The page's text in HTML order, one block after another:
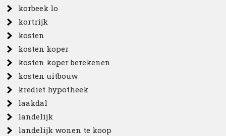
korbeek lo
kortrijk
kosten
kosten koper
kosten koper berekenen
kosten uitbouw
krediet hypotheek
laakdal
landelijk
landelijk wonen te koop